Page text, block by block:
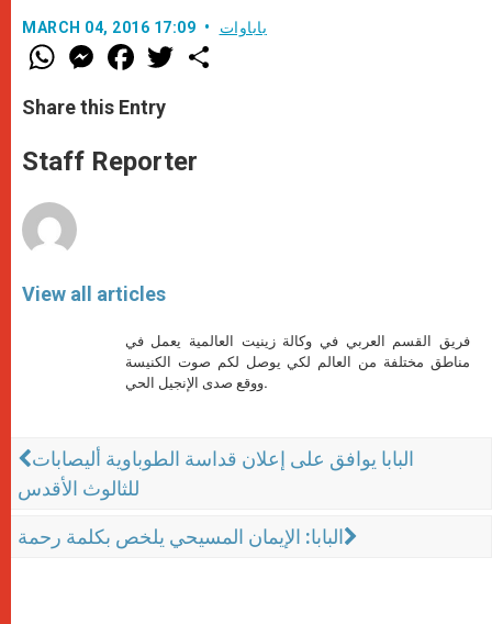
MARCH 04, 2016 17:09 باباوات
W
h
t
s
p
p
M
e
s
e
g
e
F
a
e
b
o
k
w
r
Share this Entry
Staff Reporter
View all articles
فريق القسم العربي في وكالة زينيت العالمية يعمل في
مناطق مختلفة من العالم لكي يوصل لكم صوت الكنيسة
ووقع صدى الإنجيل الحي.
البابا يوافق على إعلان قداسة الطوباوية أليصابات
للثالوث الأقدس
البابا: الإيمان المسيحي يلخص بكلمة رحمة